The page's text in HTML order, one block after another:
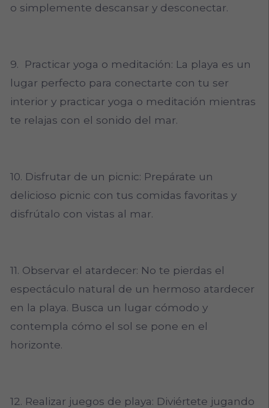
o simplemente descansar y desconectar.
9. Practicar yoga o meditación: La playa es un
lugar perfecto para conectarte con tu ser
interior y practicar yoga o meditación mientras
te relajas con el sonido del mar.
10. Disfrutar de un picnic: Prepárate un
delicioso picnic con tus comidas favoritas y
disfrútalo con vistas al mar.
11. Observar el atardecer: No te pierdas el
espectáculo natural de un hermoso atardecer
en la playa. Busca un lugar cómodo y
contempla cómo el sol se pone en el
horizonte.
12. Realizar juegos de playa: Diviértete jugando